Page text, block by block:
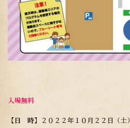
入場無料
【日 時】 ２０２２年１０月２２日（土）